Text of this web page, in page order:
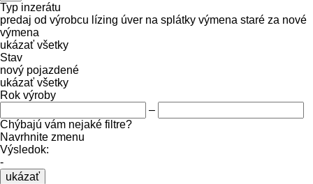
Typ inzerátu
predaj od výrobcu lízing úver na splátky výmena staré za nové
výmena
ukázať všetky
Stav
nový pojazdené
ukázať všetky
Rok výroby
–
Chýbajú vám nejaké filtre?
Navrhnite zmenu
Výsledok:
-
ukázať